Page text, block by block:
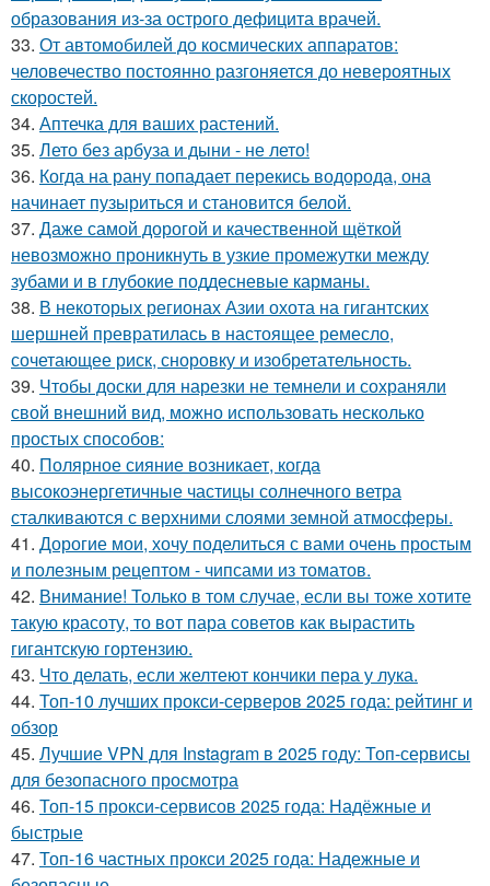
образования из-за острого дефицита врачей.
33. От автомобилей до космических аппаратов:
человечество постоянно разгоняется до невероятных
скоростей.
34. Аптечка для ваших растений.
35. Лето без арбуза и дыни - не лето!
36. Когда на рану попадает перекись водорода, она
начинает пузыриться и становится белой.
37. Даже самой дорогой и качественной щёткой
невозможно проникнуть в узкие промежутки между
зубами и в глубокие поддесневые карманы.
38. В некоторых регионах Азии охота на гигантских
шершней превратилась в настоящее ремесло,
сочетающее риск, сноровку и изобретательность.
39. Чтобы доски для нарезки не темнели и сохраняли
свой внешний вид, можно использовать несколько
простых способов:
40. Полярное сияние возникает, когда
высокоэнергетичные частицы солнечного ветра
сталкиваются с верхними слоями земной атмосферы.
41. Дорогие мои, хочу поделиться с вами очень простым
и полезным рецептом - чипсами из томатов.
42. Внимание! Только в том случае, если вы тоже хотите
такую красоту, то вот пара советов как вырастить
гигантскую гортензию.
43. Что делать, если желтеют кончики пера у лука.
44. Топ-10 лучших прокси-серверов 2025 года: рейтинг и
обзор
45. Лучшие VPN для Instagram в 2025 году: Топ-сервисы
для безопасного просмотра
46. Топ-15 прокси-сервисов 2025 года: Надёжные и
быстрые
47. Топ-16 частных прокси 2025 года: Надежные и